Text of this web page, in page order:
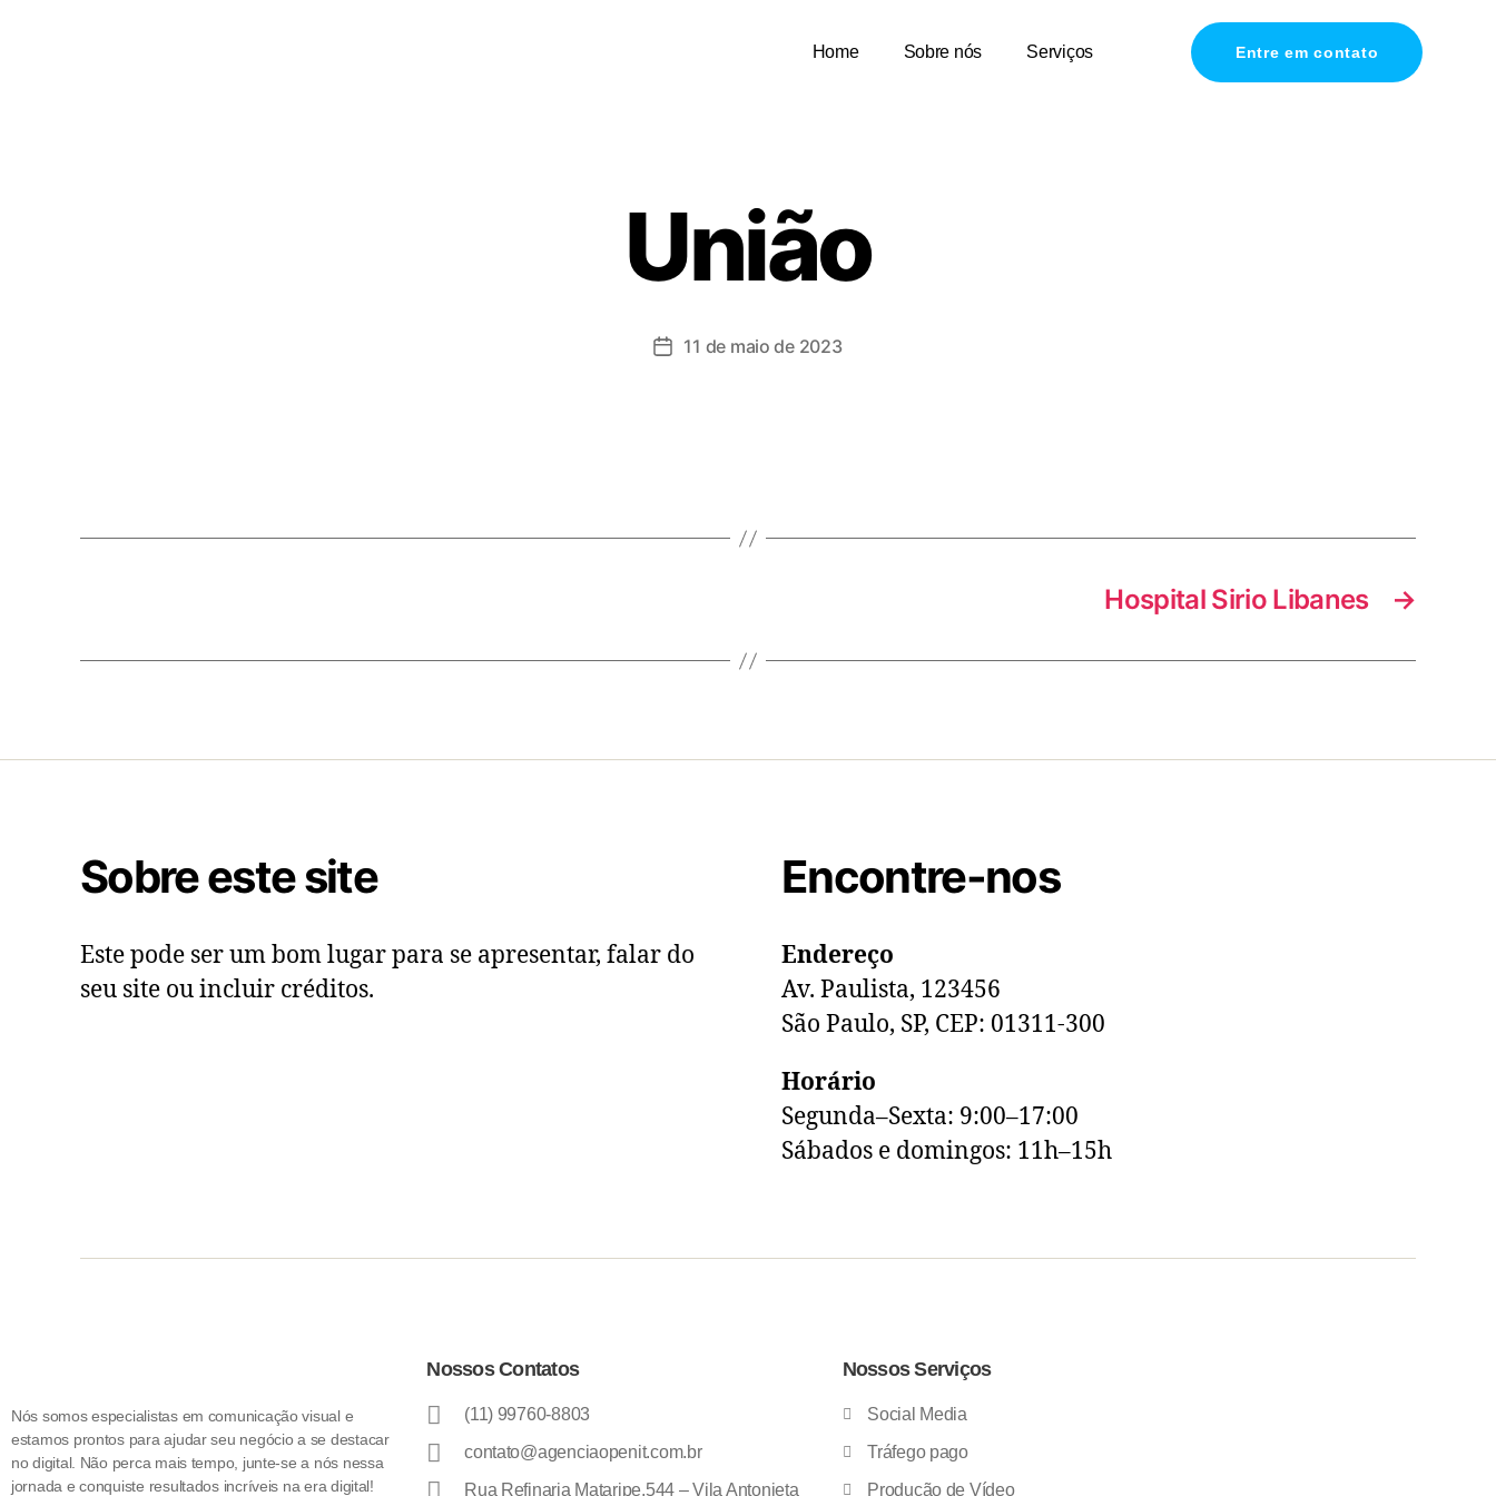
Home Sobre nós Serviços Entre em contato
União
11 de maio de 2023
→
Hospital Sirio Libanes
Sobre este site
Este pode ser um bom lugar para se apresentar, falar do
seu site ou incluir créditos.
Encontre-nos
Endereço
Av. Paulista, 123456
São Paulo, SP, CEP: 01311-300
Horário
Segunda–Sexta: 9:00–17:00
Sábados e domingos: 11h–15h
Nós somos especialistas em comunicação visual e
estamos prontos para ajudar seu negócio a se destacar
no digital. Não perca mais tempo, junte-se a nós nessa
jornada e conquiste resultados incríveis na era digital!
Nossos Contatos
(11) 99760-8803
contato@agenciaopenit.com.br
Rua Refinaria Mataripe,544 – Vila Antonieta
Nossos Serviços
Social Media
Tráfego pago
Produção de Vídeo